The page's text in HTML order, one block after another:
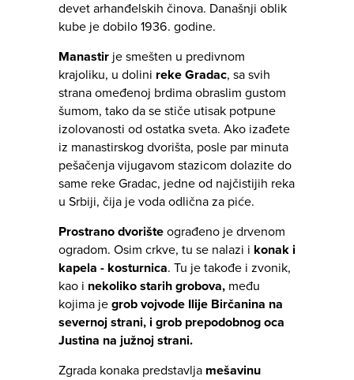
devet arhanđelskih činova. Današnji oblik
kube je dobilo 1936. godine.
Manastir je smešten u predivnom
krajoliku, u dolini reke Gradac, sa svih
strana omeđenoj brdima obraslim gustom
šumom, tako da se stiče utisak potpune
izolovanosti od ostatka sveta. Ako izađete
iz manastirskog dvorišta, posle par minuta
pešačenja vijugavom stazicom dolazite do
same reke Gradac, jedne od najčistijih reka
u Srbiji, čija je voda odlična za piće.
Prostrano dvorište ograđeno je drvenom
ogradom. Osim crkve, tu se nalazi i konak i
kapela - kosturnica. Tu je takođe i zvonik,
kao i nekoliko starih grobova, među
kojima je grob vojvode Ilije Birčanina na
severnoj strani, i grob prepodobnog oca
Justina na južnoj strani.
Zgrada konaka predstavlja mešavinu